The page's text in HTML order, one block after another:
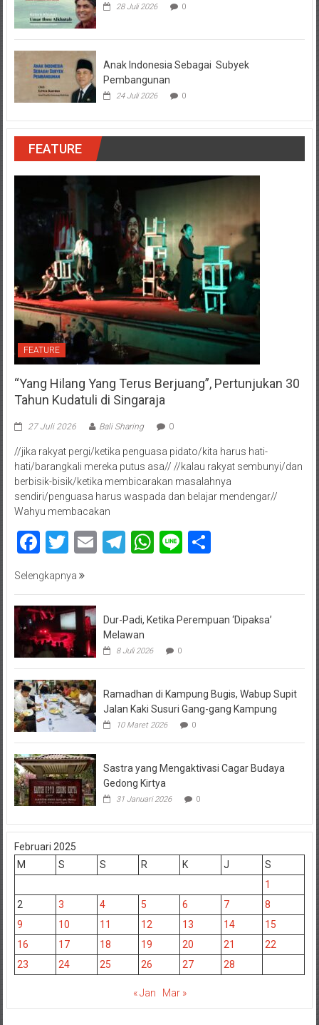
28 Juli 2026 0
Anak Indonesia Sebagai Subyek
Pembangunan
24 Juli 2026 0
FEATURE
FEATURE
“Yang Hilang Yang Terus Berjuang”, Pertunjukan 30
Tahun Kudatuli di Singaraja
27 Juli 2026 Bali Sharing 0
//jika rakyat pergi/ketika penguasa pidato/kita harus hati-
hati/barangkali mereka putus asa// //kalau rakyat sembunyi/dan
berbisik-bisik/ketika membicarakan masalahnya
sendiri/penguasa harus waspada dan belajar mendengar//
Wahyu membacakan
Facebook
Twitter
EmailTelegram
WhatsApp
Line
Selengkapnya
Dur-Padi, Ketika Perempuan ‘Dipaksa’
Melawan
8 Juli 2026 0
Ramadhan di Kampung Bugis, Wabup Supit
Jalan Kaki Susuri Gang-gang Kampung
10 Maret 2026 0
Sastra yang Mengaktivasi Cagar Budaya
Gedong Kirtya
31 Januari 2026 0
Februari 2025
M
S S R K J
S
1
2
3 4 5 6 7
8
9
10 11 12 13 14
15
16
17 18 19 20 21
22
23
24 25 26 27 28
« Jan Mar »